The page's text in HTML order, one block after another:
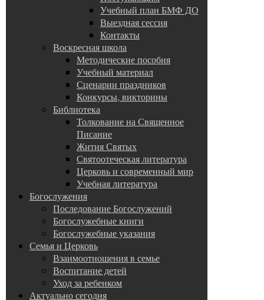
Учебный план БМФ ДО
Выездная сессия
Контакты
Воскресная школа
Методические пособия
Учебный материал
Сценарии праздников
Конкурсы, викторины
Библиотека
Толкование на Священное
Писание
Жития Святых
Святоотеческая литература
Церковь и современный мир
Учебная литература
Богослужения
Последование Богослужений
Богослужебные книги
Богослужебные указания
Семья и Церковь
Взаимоотношения в семье
Воспитание детей
Уход за ребенком
Актуально сегодня